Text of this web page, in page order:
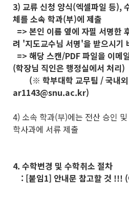
3) 교류 신청 양식(엑셀파일 등),
체를 소속 학과(부)에 제출
=> 본인 이름 옆에 자필 서명한
려 '지도교수님 서명'을 받으시기
=> 해당 스캔/PDF 파일을 이메
(학장님 직인은 행정실에서 처리)
(※ 학부대학 교무팀 / 국내외
ar1143@snu.ac.kr)
4) 소속 학과(부)에는 전산 승인
학사과에 서류 제출
4. 수학변경 및 수학취소 절차
: [붙임1] 안내문 참고할 것 !!! (